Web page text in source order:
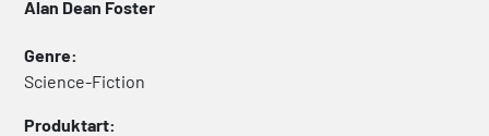
Alan Dean Foster
Genre:
Science-Fiction
Produktart: